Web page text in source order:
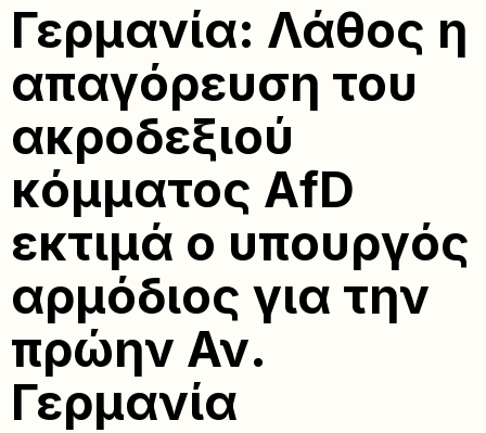
Γερμανία: Λάθος η
απαγόρευση του
ακροδεξιού
κόμματος AfD
εκτιμά ο υπουργός
αρμόδιος για την
πρώην Αν.
Γερμανία